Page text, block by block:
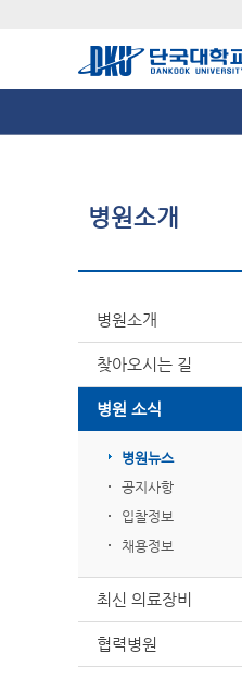
병원소개
병원소개
찾아오시는 길
병원 소식
병원뉴스
공지사항
입찰정보
채용정보
최신 의료장비
협력병원